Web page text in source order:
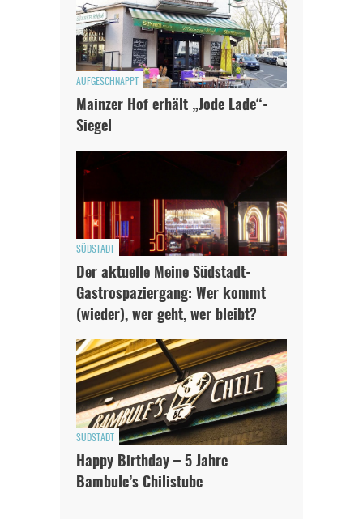
AUFGESCHNAPPT
Mainzer Hof erhält „Jode Lade“-
Siegel
SÜDSTADT
Der aktuelle Meine Südstadt-
Gastrospaziergang: Wer kommt
(wieder), wer geht, wer bleibt?
SÜDSTADT
Happy Birthday – 5 Jahre
Bambule’s Chilistube